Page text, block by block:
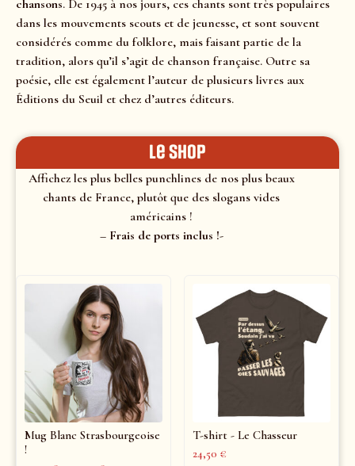
chansons. De 1945 à nos jours, ces chants sont très populaires
dans les mouvements scouts et de jeunesse, et sont souvent
considérés comme du folklore, mais faisant partie de la
tradition, alors qu’il s’agit de chanson française. Outre sa
poésie, elle est également l’auteur de plusieurs livres aux
Éditions du Seuil et chez d’autres éditeurs.
le shop
Affichez les plus belles punchlines de nos plus beaux
chants de France, plutôt que des slogans vides
américains !
– Frais de ports inclus !-
Mug Blanc Strasbourgeoise
!
T-shirt - Le Chasseur
24,50 €